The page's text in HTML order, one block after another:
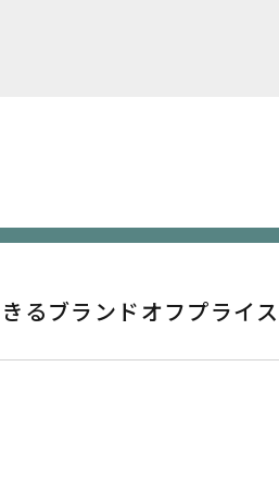
るブランドオフプライス